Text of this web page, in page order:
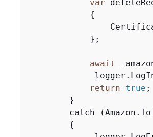
var
{
            };
await
return
true ;
        }
catch
{